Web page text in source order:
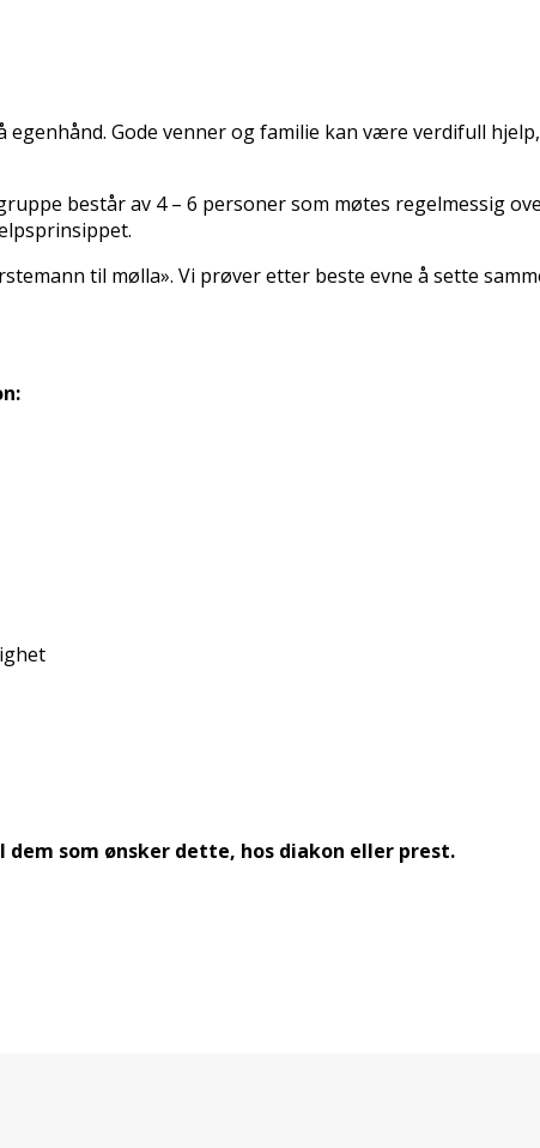
Gode venner og familie kan være verdifull
består av 4 – 6 personer som møtes regelmessig
til mølla». Vi prøver etter beste evne å sette
som ønsker dette, hos diakon eller prest.